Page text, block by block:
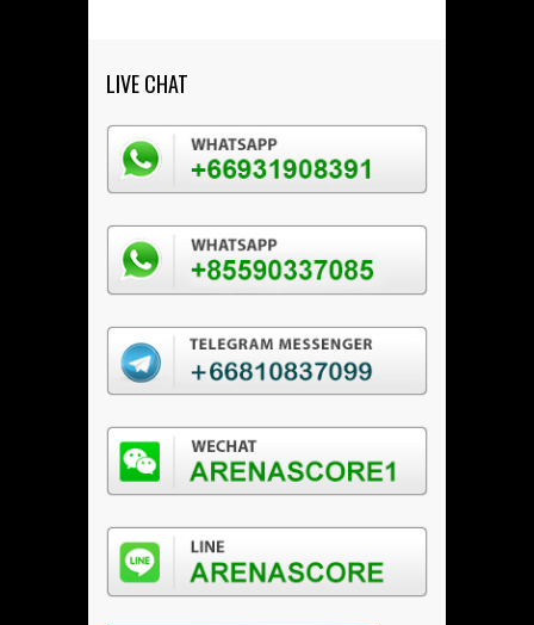
LIVE CHAT